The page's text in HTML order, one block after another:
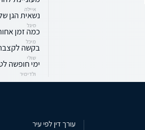
איילה
נשאית הגן
סיגל
כמה זמן
מיכל
בקשה
שולי
ימי חופשה
ולדימיר
עורך דין לפי עיר